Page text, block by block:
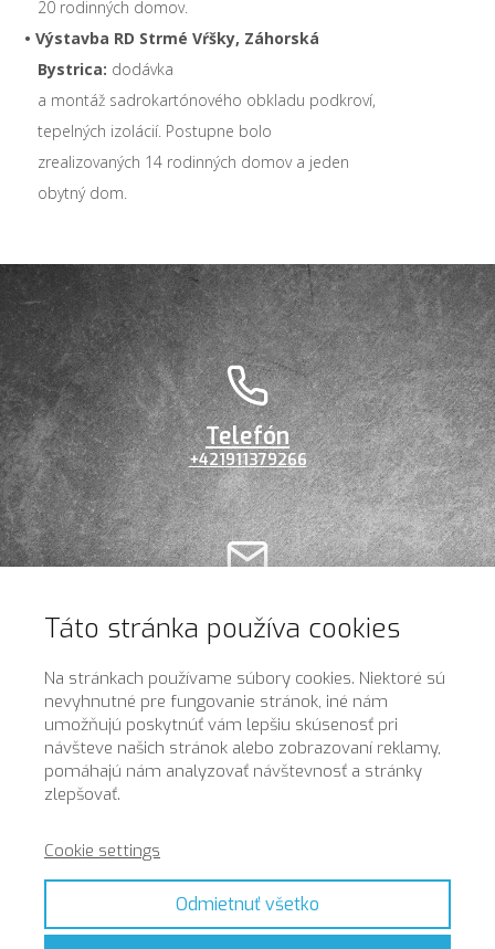
20 rodinných domov.
• Výstavba RD Strmé Vŕšky, Záhorská
Bystrica: dodávka
a montáž sadrokartónového obkladu podkroví,
tepelných izolácií. Postupne bolo
zrealizovaných 14 rodinných domov a jeden
obytný dom.
Telefón
+421911379266
E-mail
drycon@drycon.sk
Opletalova 6833, 841 07 Bratislava/Devínska Nová Ves
© 2022 montazsadrokartonu.sk| Created by
Táto stránka používa cookies
Na stránkach používame súbory cookies. Niektoré sú
nevyhnutné pre fungovanie stránok, iné nám
umožňujú poskytnúť vám lepšiu skúsenosť pri
návšteve našich stránok alebo zobrazovaní reklamy,
pomáhajú nám analyzovať návštevnosť a stránky
zlepšovať.
Cookie settings
Odmietnuť všetko